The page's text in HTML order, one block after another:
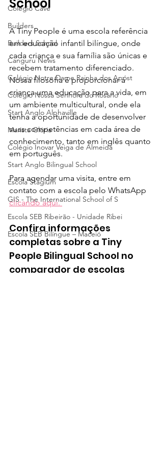
Colégio Cave
Builders
Builders School
Canguru News
Colégio Notre Dame Rainha dos Apóst
Colégio Nossa Senhora do Rosário
Start Anglo Alphaville
Marista Glória
Colégio Inovar Veiga de Almeida
Start Anglo Bilingual School
Escola Stagium
GIS - The International School of S
Escola SEB Ribeirão - Unidade Ribei
Escola SEB Bilíngue – Maceió
A Tiny People é uma escola referência
em educação infantil bilíngue, onde
cada criança e sua família são únicas e
recebem tratamento diferenciado.
Nossa filosofia é proporcionar à
criança uma educação para a vida, em
um ambiente multicultural, onde ela
tenha a oportunidade de desenvolver
suas competências em cada área de
conhecimento, tanto em inglês quanto
em português.
Para agendar uma visita, entre em
contato com a escola pelo WhatsApp
clicando aqui.
Confira informações
completas sobre a Tiny
People Bilingual School no
comparador de escolas